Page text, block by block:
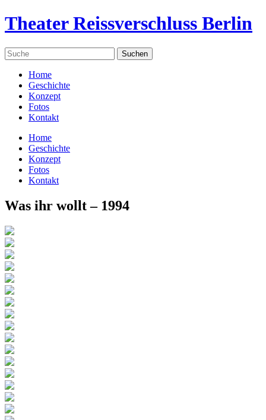
Theater Reissverschluss Berlin
Home
Geschichte
Konzept
Fotos
Kontakt
Home
Geschichte
Konzept
Fotos
Kontakt
Was ihr wollt – 1994